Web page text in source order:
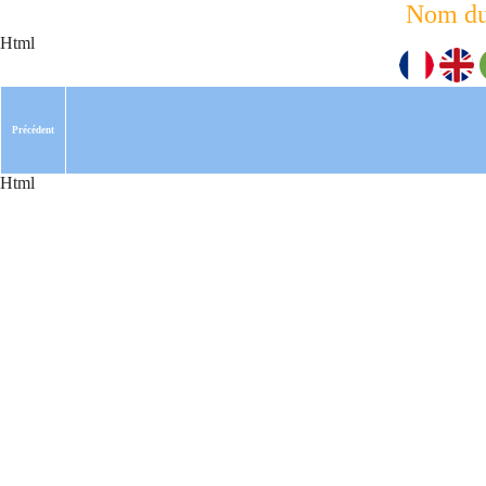
Html
Nom
Html
Précédent